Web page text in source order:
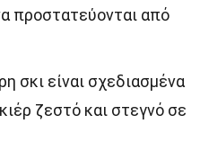
προστατεύονται από
σκι είναι σχεδιασμένα
ζεστό και στεγνό σε